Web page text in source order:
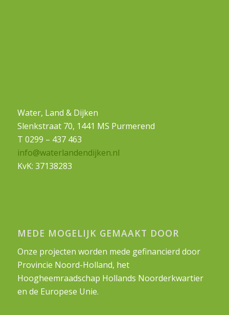
Water, Land & Dijken
Slenkstraat 70, 1441 MS Purmerend
T 0299 – 437 463
info@waterlandendijken.nl
KvK: 37138283
MEDE MOGELIJK GEMAAKT DOOR
Onze projecten worden mede gefinancierd door
Provincie Noord-Holland, het
Hoogheemraadschap Hollands Noorderkwartier
en de Europese Unie.